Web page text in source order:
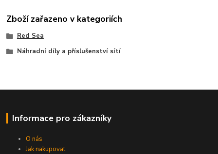
Zboží zařazeno v kategoriích
Red Sea
Náhradní díly a příslušenství sítí
Informace pro zákazníky
O nás
Jak nakupovat